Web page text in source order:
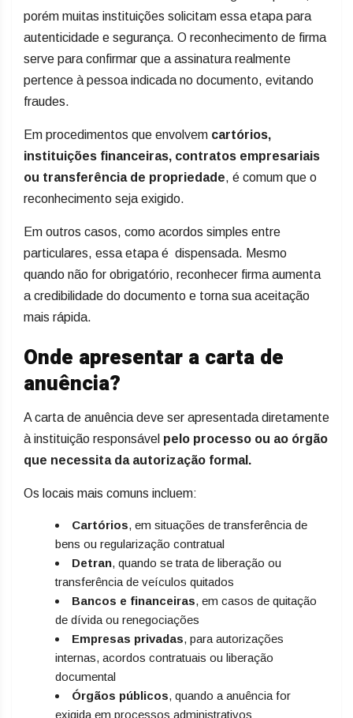
porém muitas instituições solicitam essa etapa para
autenticidade e segurança. O reconhecimento de firma
serve para confirmar que a assinatura realmente
pertence à pessoa indicada no documento, evitando
fraudes.
Em procedimentos que envolvem cartórios,
instituições financeiras, contratos empresariais
ou transferência de propriedade, é comum que o
reconhecimento seja exigido.
Em outros casos, como acordos simples entre
particulares, essa etapa é dispensada. Mesmo
quando não for obrigatório, reconhecer firma aumenta
a credibilidade do documento e torna sua aceitação
mais rápida.
Onde apresentar a carta de
anuência?
A carta de anuência deve ser apresentada diretamente
à instituição responsável pelo processo ou ao órgão
que necessita da autorização formal.
Os locais mais comuns incluem:
Cartórios, em situações de transferência de
bens ou regularização contratual
Detran, quando se trata de liberação ou
transferência de veículos quitados
Bancos e financeiras, em casos de quitação
de dívida ou renegociações
Empresas privadas, para autorizações
internas, acordos contratuais ou liberação
documental
Órgãos públicos, quando a anuência for
exigida em processos administrativos